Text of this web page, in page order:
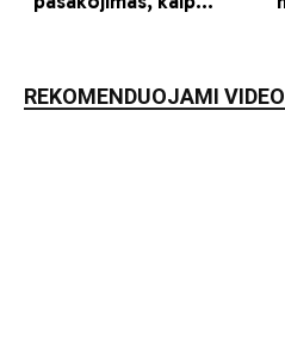
REKOMENDUOJAMI VIDEO